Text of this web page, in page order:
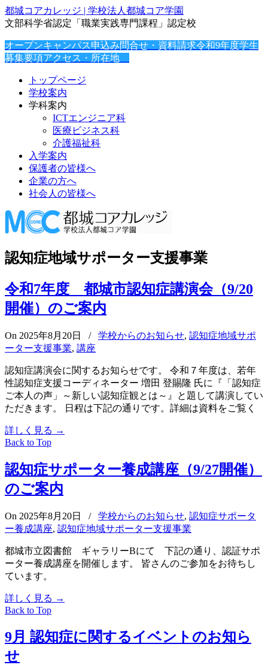
都城コアカレッジ | 学校法人都城コア学園
文部科学省認定「職業実践専門課程」認定校
オープンキャンパス申込み問合せ・資料請求令和9年度学生
募集要項アクセス・所在地
トップページ
学校案内
学科案内
ICTエンジニア科
医療ビジネス科
介護福祉科
入学案内
保護者の皆様へ
企業の方へ
社会人の皆様へ
認知症地域サポーター支援事業
令和7年度 都城市認知症講演会（9/20
開催）のご案内
On 2025年8月20日 / 学校からのお知らせ, 認知症地域サポ
ーター支援事業, 講座
認知症講演会に関するお知らせです。 令和７年度は、若年
性認知症支援コーディネーター 増田 登賜隆 氏に『「認知症
ご本人の声」～新しい認知症観とは～』と題して講演してい
ただきます。 日程は下記の通りです。詳細は資料をご覧く
詳しく見る →
Back to Top
認知症サポーター養成講座（9/27開催）
のご案内
On 2025年8月20日 / 学校からのお知らせ, 認知症サポータ
ー養成講座, 認知症地域サポーター支援事業
都城市立図書館 ギャラリーBにて 下記の通り、認証サポ
ーター養成講座を開催します。 皆さんのご参加をお待ちし
ています。
詳しく見る →
Back to Top
9月 認知症に関するイベントのお知ら
せ